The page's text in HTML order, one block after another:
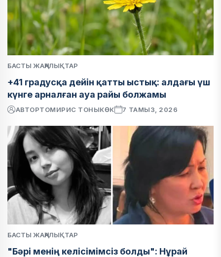
БАСТЫ ЖАҢАЛЫҚТАР
+41 градусқа дейін қатты ыстық: алдағы үш
күнге арналған ауа райы болжамы
АВТОРТОМИРИС ТОНЫКӨК 7 ТАМЫЗ, 2026
БАСТЫ ЖАҢАЛЫҚТАР
"Бәрі менің келісімімсіз болды": Нұрай